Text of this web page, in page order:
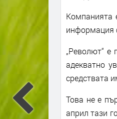
Компанията
информация
„Револют“ е
адекватно
средствата
Това не е
април тази